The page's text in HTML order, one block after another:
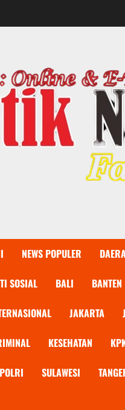
NEWS POPULER
SOSIAL BALI BANTEN
JAKARTA
KESEHATAN
POLRI SULAWESI